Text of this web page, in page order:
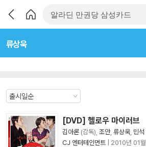
류상욱
[DVD] 헬로우 마이러브
김아론 (감독), 조안, 류상욱 민석
CJ 엔터테인먼트
2010년 01월